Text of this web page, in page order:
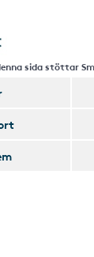
sida stöttar